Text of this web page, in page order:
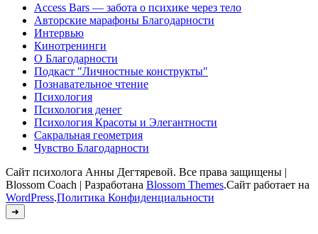
Access Bars — забота о психике через тело
Авторские марафоны Благодарности
Интервью
Кинотренинги
О Благодарности
Подкаст "Личностные конструкты"
Познавательное чтение
Психология
Психология денег
Психология Красоты и Элегантности
Сакральная геометрия
Чувство Благодарности
Сайт психолога Анны Дегтяревой. Все права защищены |
Blossom Coach | Разработана Blossom Themes.Сайт работает на
WordPress.Политика Конфиденциальности
➜